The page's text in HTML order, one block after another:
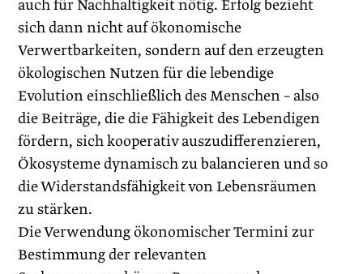
auch für Nachhaltigkeit nötig. Erfolg bezieht
sich dann nicht auf ökonomische
Verwertbarkeiten, sondern auf den erzeugten
ökologischen Nutzen für die lebendige
Evolution einschließlich des Menschen – also
die Beiträge, die die Fähigkeit des Lebendigen
fördern, sich kooperativ auszudifferenzieren,
Ökosysteme dynamisch zu balancieren und so
die ­Widerstandsfähigkeit von Lebensräumen
zu stärken.
Die Verwendung ökonomischer Termini zur
Bestimmung der relevanten